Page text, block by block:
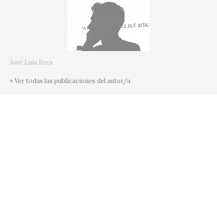
José Luis Brea
+ Ver todas las publicaciones del autor/a